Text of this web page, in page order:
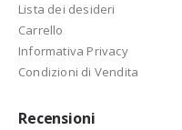
Lista dei desideri
Carrello
Informativa Privacy
Condizioni di Vendita
Recensioni